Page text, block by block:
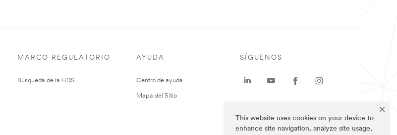
This website uses cookies on your device to
enhance site navigation, analyze site usage,
MARCO REGULATORIO
Búsqueda de la HDS
AYUDA
Centro de ayuda
Mapa del Sitio
SÍGUENOS